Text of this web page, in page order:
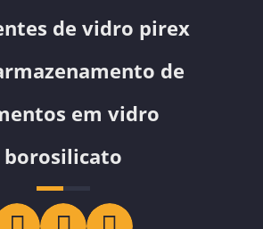
de vidro pirex
de
em vidro
borosilicato